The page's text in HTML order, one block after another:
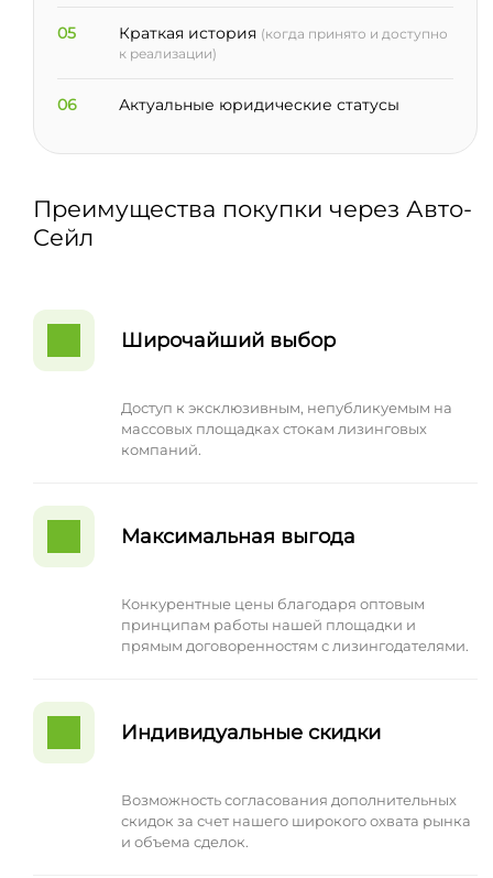
05 Краткая история (когда принято и доступно
к реализации)
06 Актуальные юридические статусы
Преимущества покупки через Авто-
Сейл
Широчайший выбор
Доступ к эксклюзивным, непубликуемым на
массовых площадках стокам лизинговых
компаний.
Максимальная выгода
Конкурентные цены благодаря оптовым
принципам работы нашей площадки и
прямым договоренностям с лизингодателями.
Индивидуальные скидки
Возможность согласования дополнительных
скидок за счет нашего широкого охвата рынка
и объема сделок.